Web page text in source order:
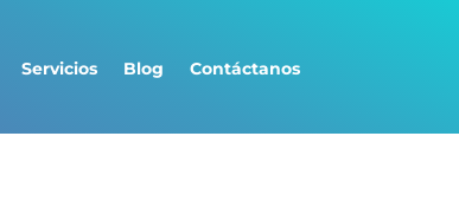
Servicios Blog Contáctanos